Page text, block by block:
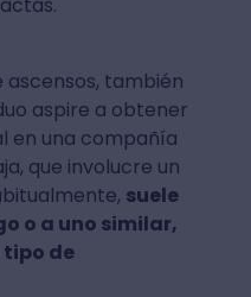
también
aspire a obtener
en una compañía
que involucre un
suele
o a uno similar,
de